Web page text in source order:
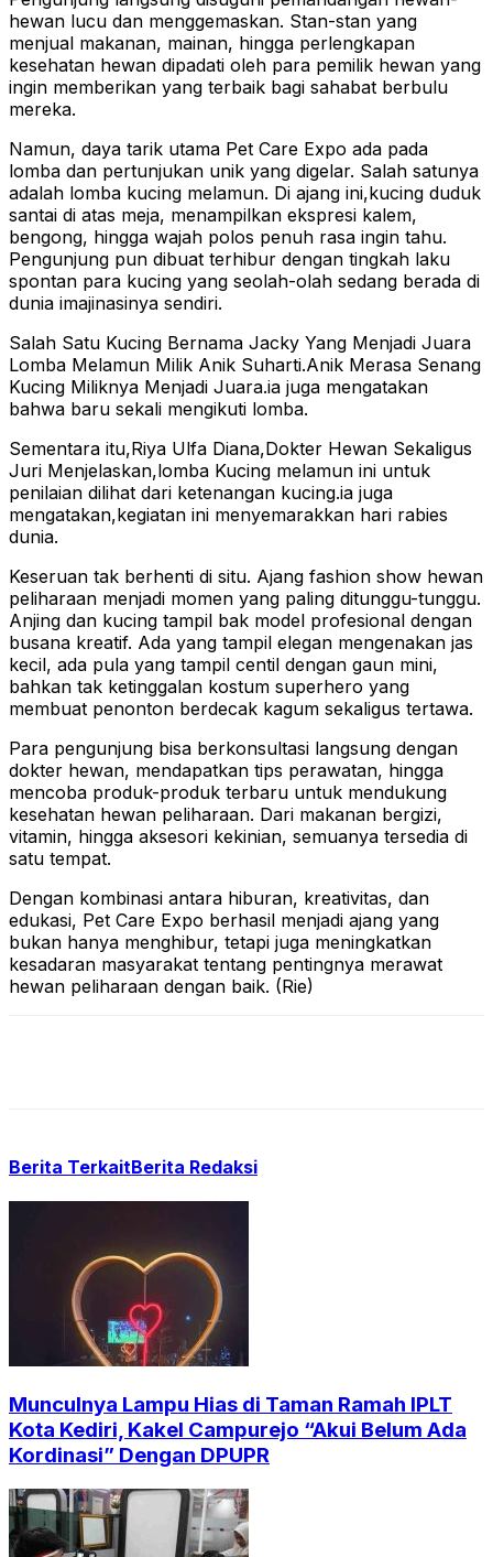
hewan lucu dan menggemaskan. Stan-stan yang
menjual makanan, mainan, hingga perlengkapan
kesehatan hewan dipadati oleh para pemilik hewan yang
ingin memberikan yang terbaik bagi sahabat berbulu
mereka.
Namun, daya tarik utama Pet Care Expo ada pada
lomba dan pertunjukan unik yang digelar. Salah satunya
adalah lomba kucing melamun. Di ajang ini,kucing duduk
santai di atas meja, menampilkan ekspresi kalem,
bengong, hingga wajah polos penuh rasa ingin tahu.
Pengunjung pun dibuat terhibur dengan tingkah laku
spontan para kucing yang seolah-olah sedang berada di
dunia imajinasinya sendiri.
Salah Satu Kucing Bernama Jacky Yang Menjadi Juara
Lomba Melamun Milik Anik Suharti.Anik Merasa Senang
Kucing Miliknya Menjadi Juara.ia juga mengatakan
bahwa baru sekali mengikuti lomba.
Sementara itu,Riya Ulfa Diana,Dokter Hewan Sekaligus
Juri Menjelaskan,lomba Kucing melamun ini untuk
penilaian dilihat dari ketenangan kucing.ia juga
mengatakan,kegiatan ini menyemarakkan hari rabies
dunia.
Keseruan tak berhenti di situ. Ajang fashion show hewan
peliharaan menjadi momen yang paling ditunggu-tunggu.
Anjing dan kucing tampil bak model profesional dengan
busana kreatif. Ada yang tampil elegan mengenakan jas
kecil, ada pula yang tampil centil dengan gaun mini,
bahkan tak ketinggalan kostum superhero yang
membuat penonton berdecak kagum sekaligus tertawa.
Para pengunjung bisa berkonsultasi langsung dengan
dokter hewan, mendapatkan tips perawatan, hingga
mencoba produk-produk terbaru untuk mendukung
kesehatan hewan peliharaan. Dari makanan bergizi,
vitamin, hingga aksesori kekinian, semuanya tersedia di
satu tempat.
Dengan kombinasi antara hiburan, kreativitas, dan
edukasi, Pet Care Expo berhasil menjadi ajang yang
bukan hanya menghibur, tetapi juga meningkatkan
kesadaran masyarakat tentang pentingnya merawat
hewan peliharaan dengan baik. (Rie)
Berita TerkaitBerita Redaksi
Munculnya Lampu Hias di Taman Ramah IPLT
Kota Kediri, Kakel Campurejo “Akui Belum Ada
Kordinasi” Dengan DPUPR